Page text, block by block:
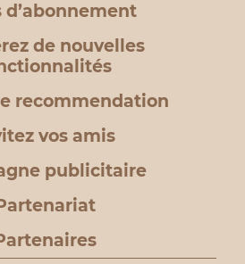
d’abonnement
de nouvelles
recommendation
vos amis
publicitaire